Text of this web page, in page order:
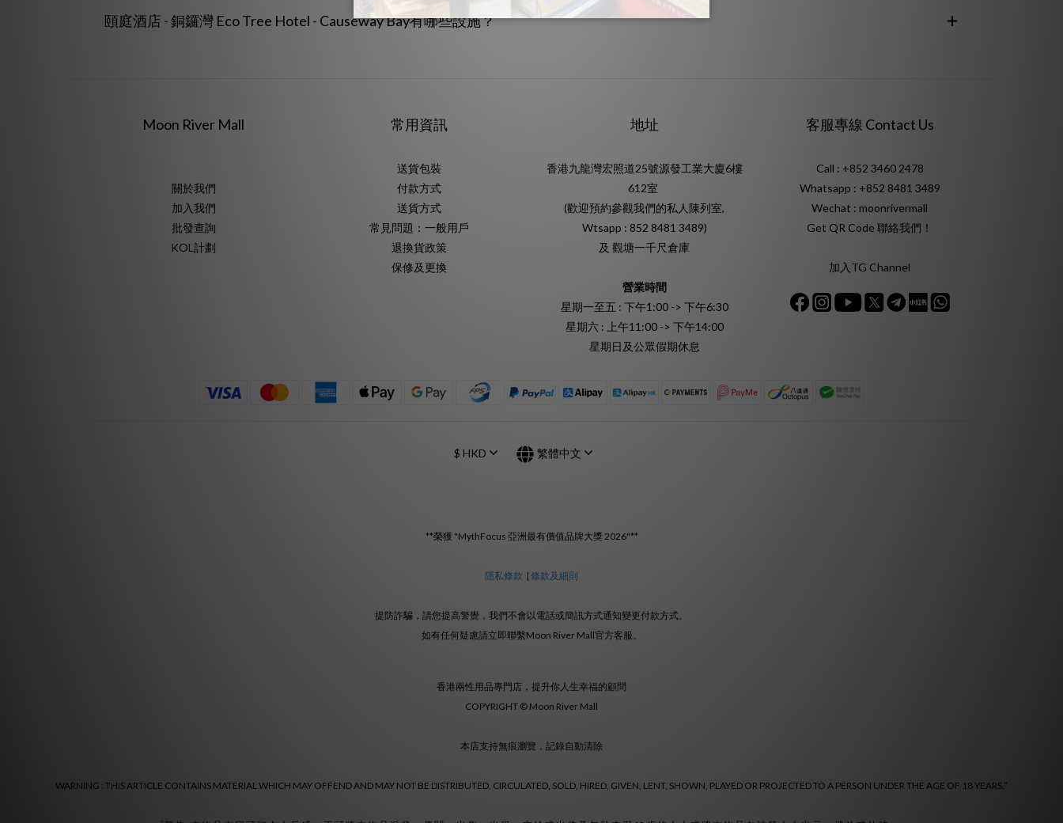
頤庭酒店 - 銅鑼灣 Eco Tree Hotel - Causeway Bay有哪些設施？
Moon River Mall
關於我們
加入我們
批發查詢
KOL計劃
常用資訊
送貨包裝
付款方式
送貨方式
常見問題：一般用戶
退換貨政策
保修及更換
地址
香港九龍灣宏照道25號源發工業大廈6樓
612室
(歡迎預約參觀我們的私人陳列室,
Wtsapp : 852 8481 3489)
及 觀塘一千尺倉庫
營業時間
星期一至五 : 下午1:00 -> 下午6:30
星期六 : 上午11:00 -> 下午14:00
星期日及公眾假期休息
客服專線 Contact Us
Call : +852 3460 2478
Whatsapp : +852 8481 3489
Wechat : moonrivermall
Get QR Code 聯絡我們！
加入TG Channel
$ HKD 繁體中文
**榮獲 "MythFocus 亞洲最有價值品牌大獎 2026"**
隱私條款 | 條款及細則
提防詐騙，請您提高警覺，我們不會以電話或簡訊方式通知變更付款方式。
如有任何疑慮請立即聯繫Moon River Mall官方客服。
香港兩性用品專門店，提升你人生幸福的顧問
COPYRIGHT © Moon River Mall
本店支持無痕瀏覽，記錄自動清除
WARNING : THIS ARTICLE CONTAINS MATERIAL WHICH MAY OFFEND AND MAY NOT BE DISTRIBUTED, CIRCULATED, SOLD, HIRED, GIVEN, LENT, SHOWN, PLAYED OR PROJECTED TO A PERSON UNDER THE AGE OF 18 YEARS.”